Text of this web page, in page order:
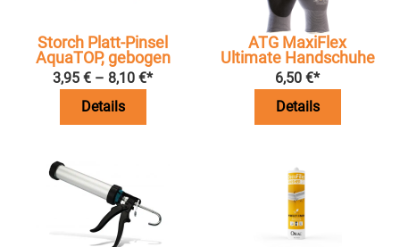
Storch Platt-Pinsel
AquaTOP, gebogen
3,95 € – 8,10 €*
Details
ATG MaxiFlex
Ultimate Handschuhe
6,50 €*
Details